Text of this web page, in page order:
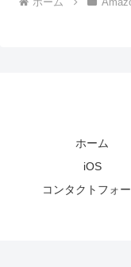
ホーム
iOS
コンタクトフォ